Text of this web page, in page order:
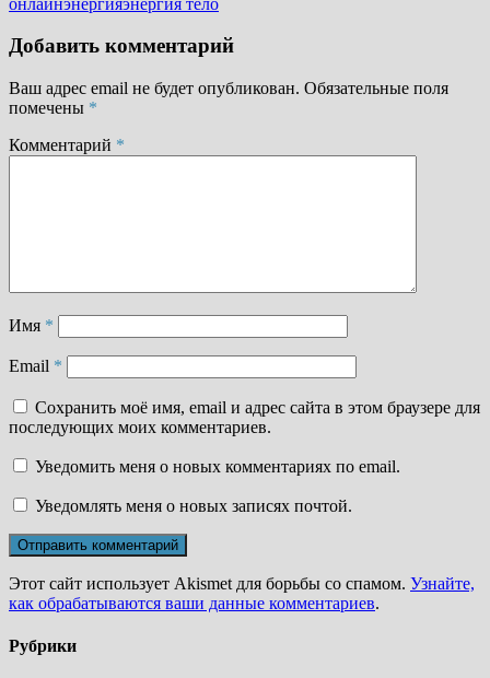
Добавить комментарий
Ваш адрес email не будет опубликован. Обязательные поля
помечены *
Комментарий *
Имя *
Email *
Сохранить моё имя, email и адрес сайта в этом браузере для
последующих моих комментариев.
Уведомить меня о новых комментариях по email.
Уведомлять меня о новых записях почтой.
Этот сайт использует Akismet для борьбы со спамом. Узнайте,
как обрабатываются ваши данные комментариев.
Рубрики